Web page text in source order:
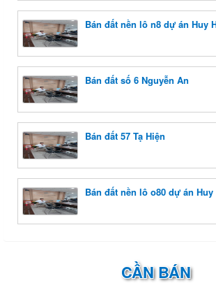
Bán đất nền lô n8 dự án Huy
Bán đất số 6 Nguyễn An
Bán đất 57 Tạ Hiện
Bán đất nền lô o80 dự án Huy
CẦN BÁN